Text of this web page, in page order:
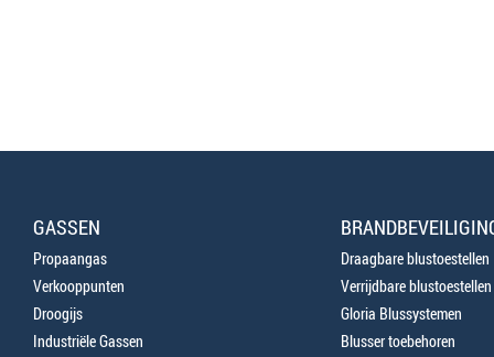
GASSEN
Propaangas
Verkooppunten
Droogijs
Industriële Gassen
Draagbare blustoestellen
Verrijdbare blustoestellen
Gloria Blussystemen
Blusser toebehoren